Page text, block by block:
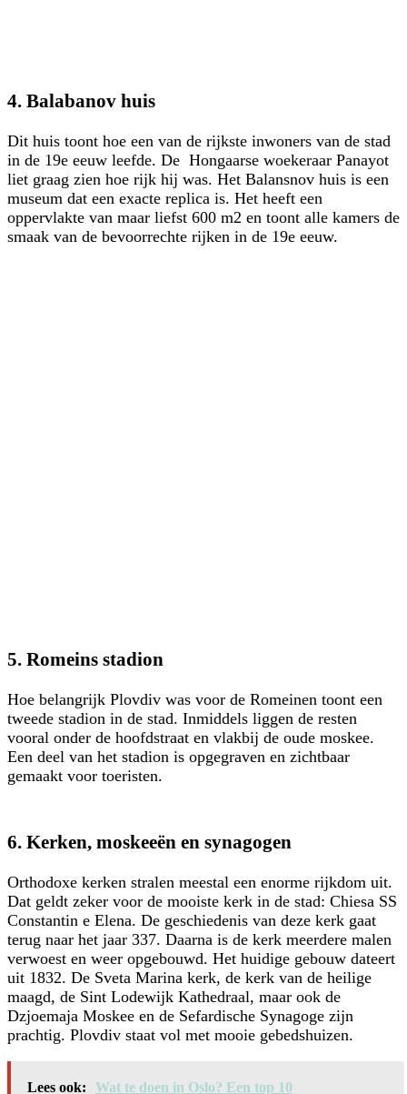
4. Balabanov huis
Dit huis toont hoe een van de rijkste inwoners van de stad
in de 19e eeuw leefde. De Hongaarse woekeraar Panayot
liet graag zien hoe rijk hij was. Het Balansnov huis is een
museum dat een exacte replica is. Het heeft een
oppervlakte van maar liefst 600 m2 en toont alle kamers de
smaak van de bevoorrechte rijken in de 19e eeuw.
5. Romeins stadion
Hoe belangrijk Plovdiv was voor de Romeinen toont een
tweede stadion in de stad. Inmiddels liggen de resten
vooral onder de hoofdstraat en vlakbij de oude moskee.
Een deel van het stadion is opgegraven en zichtbaar
gemaakt voor toeristen.
6. Kerken, moskeeën en synagogen
Orthodoxe kerken stralen meestal een enorme rijkdom uit.
Dat geldt zeker voor de mooiste kerk in de stad: Chiesa SS
Constantin e Elena. De geschiedenis van deze kerk gaat
terug naar het jaar 337. Daarna is de kerk meerdere malen
verwoest en weer opgebouwd. Het huidige gebouw dateert
uit 1832. De Sveta Marina kerk, de kerk van de heilige
maagd, de Sint Lodewijk Kathedraal, maar ook de
Dzjoemaja Moskee en de Sefardische Synagoge zijn
prachtig. Plovdiv staat vol met mooie gebedshuizen.
Lees ook:
Wat te doen in Oslo? Een top 10